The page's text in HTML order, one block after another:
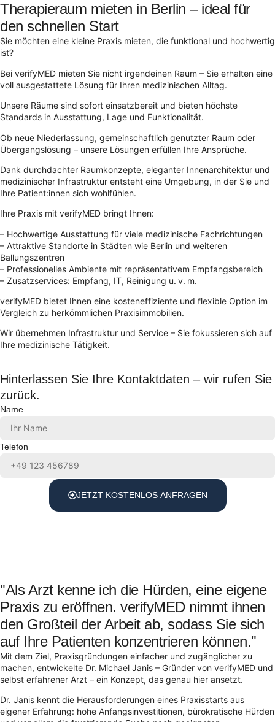
Therapieraum mieten in Berlin – ideal für
den schnellen Start
Sie möchten eine kleine Praxis mieten, die funktional und hochwertig
ist?
Bei verifyMED mieten Sie nicht irgendeinen Raum – Sie erhalten eine
voll ausgestattete Lösung für Ihren medizinischen Alltag.
Unsere Räume sind sofort einsatzbereit und bieten höchste
Standards in Ausstattung, Lage und Funktionalität.
Ob neue Niederlassung, gemeinschaftlich genutzter Raum oder
Übergangslösung – unsere Lösungen erfüllen Ihre Ansprüche.
Dank durchdachter Raumkonzepte, eleganter Innenarchitektur und
medizinischer Infrastruktur entsteht eine Umgebung, in der Sie und
Ihre Patient:innen sich wohlfühlen.
Ihre Praxis mit verifyMED bringt Ihnen:
– Hochwertige Ausstattung für viele medizinische Fachrichtungen
– Attraktive Standorte in Städten wie Berlin und weiteren
Ballungszentren
– Professionelles Ambiente mit repräsentativem Empfangsbereich
– Zusatzservices: Empfang, IT, Reinigung u. v. m.
verifyMED bietet Ihnen eine kosteneffiziente und flexible Option im
Vergleich zu herkömmlichen Praxisimmobilien.
Wir übernehmen Infrastruktur und Service – Sie fokussieren sich auf
Ihre medizinische Tätigkeit.
Hinterlassen Sie Ihre Kontaktdaten – wir rufen Sie
zurück.
Name
Telefon
JETZT KOSTENLOS ANFRAGEN
"Als Arzt kenne ich die Hürden, eine eigene
Praxis zu eröffnen. verifyMED nimmt ihnen
den Großteil der Arbeit ab, sodass Sie sich
auf Ihre Patienten konzentrieren können."
Mit dem Ziel, Praxisgründungen einfacher und zugänglicher zu
machen, entwickelte Dr. Michael Janis – Gründer von verifyMED und
selbst erfahrener Arzt – ein Konzept, das genau hier ansetzt.
Dr. Janis kennt die Herausforderungen eines Praxisstarts aus
eigener Erfahrung: hohe Anfangsinvestitionen, bürokratische Hürden